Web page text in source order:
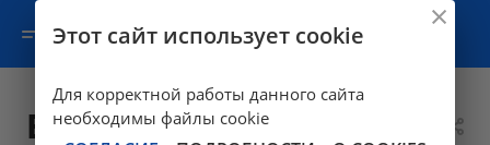
Вызов бригады
Этот сайт использует cookie
Для корректной работы данного сайта
необходимы файлы cookie